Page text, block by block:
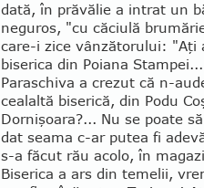
dată, în prăvălie a intrat un
neguros, "cu căciulă
care-i zice vânzătorului: "Aţi
biserica din Poiana
Paraschiva a crezut că n-
cea­laltă biserică, din Podu
Dornişoara?... Nu se poate
dat seama c-ar putea fi
s-a făcut rău acolo, în
Biserica a ars din temelii,